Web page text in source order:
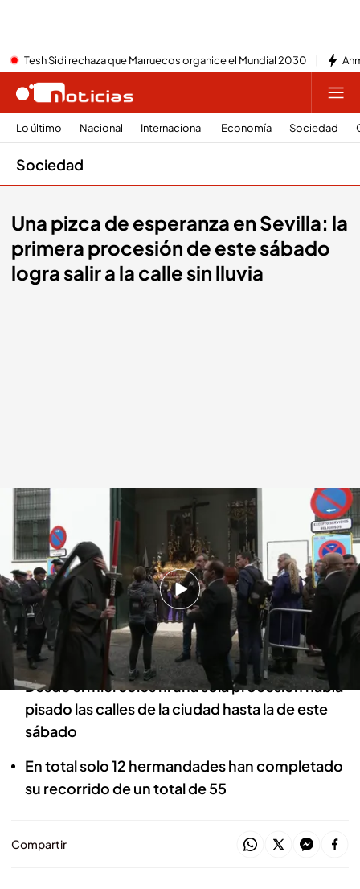
Tesh Sidi rechaza que Marruecos organice el Mundial 2030
Lo último Nacional Internacional Economía Sociedad
Sociedad
Una pizca de esperanza en Sevilla: la
primera procesión de este sábado
logra salir a la calle sin lluvia
La primera procesión de este sábado logra salir a la calle sin lluvia en Sevilla
Redacción digital Noticias Cuatro
30 MAR 2024 - 15:08h.
Este sábado la primera procesión de las cinco
previstas en Sevilla sí que ha podido salir a la
calle
Desde el miércoles ni una sola procesión había
pisado las calles de la ciudad hasta la de este
sábado
En total solo 12 hermandades han completado
su recorrido de un total de 55
Compartir